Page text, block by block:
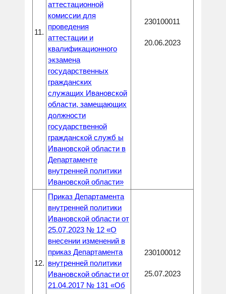
11.
аттестационной
комиссии для
проведения
аттестации и
квалификационного
экзамена
государственных
гражданских
служащих Ивановской
области, замещающих
должности
государственной
гражданской служб ы
Ивановской области в
Департаменте
внутренней политики
Ивановской области»
230100011
20.06.2023
12.
Приказ Департамента
внутренней политики
Ивановской области от
25.07.2023 № 12 «О
внесении изменений в
приказ Департамента
внутренней политики
Ивановской области от
21.04.2017 № 131 «Об
230100012
25.07.2023